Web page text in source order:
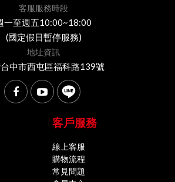
客服服務時段
一至週五10:00~18:00
(國定假日暫停服務)
地址資訊
中市西屯區福科路139號
客戶服務
線上客服
購物流程
常見問題